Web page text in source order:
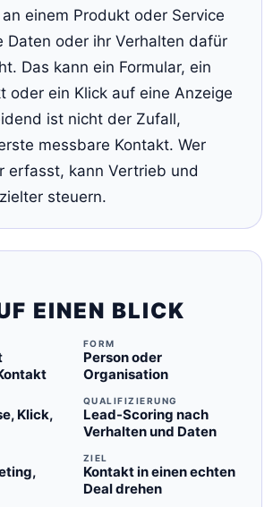
einem Produkt oder Service
Daten oder ihr Verhalten dafür
Das kann ein Formular, ein
oder ein Klick auf eine Anzeige
ist nicht der Zufall,
messbare Kontakt. Wer
erfasst, kann Vertrieb und
steuern.
EINEN BLICK
FORM
Person oder
Organisation
Klick,
QUALIFIZIERUNG
Lead-Scoring nach
Verhalten und Daten
ZIEL
Kontakt in einen echten
Deal drehen